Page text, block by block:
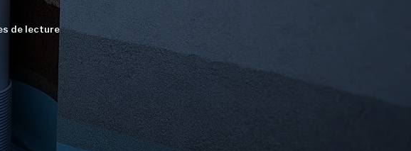
de lecture